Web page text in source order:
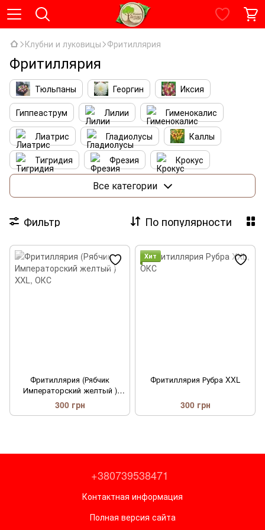
Клубни и луковицы Фритиллярия
Фритиллярия
Тюльпаны Георгин
Иксия
Гиппеаструм
Лилии
Гименокалис
Лиатрис
Гладиолусы
Каллы
Тигридия
Фрезия
Крокус
Лютики
Нарциссы
Маки
Каладиум
Люпин
Эремурус
Фритиллярия
Канни
Все категории
Фильтр По популярности
Фритиллярия (Рябчик
Императорский желтый )
XXL
300 грн
Хит
Фритиллярия Рубра XXL
300 грн
+380739538471
Контактная информация
Полная версия сайта